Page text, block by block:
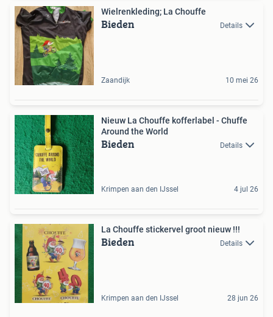
Wielrenkleding; La Chouffe
Bieden Details
Zaandijk 10 mei 26
Nieuw La Chouffe kofferlabel - Chuffe
Around the World
Bieden Details
Krimpen aan den IJssel 4 jul 26
La Chouffe stickervel groot nieuw !!!
Bieden Details
Krimpen aan den IJssel 28 jun 26